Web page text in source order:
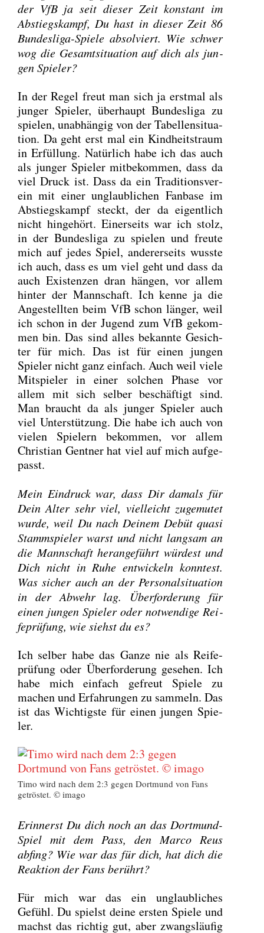
der VfB ja seit die­ser Zeit kon­stant im
Abstiegs­kampf, Du hast in die­ser Zeit 86
Bun­des­li­ga-Spie­le absol­viert. Wie schwer
wog die Gesamt­si­tua­ti­on auf dich als jun­
gen Spie­ler?
In der Regel freut man sich ja erst­mal als
jun­ger Spie­ler, über­haupt Bun­des­li­ga zu
spie­len, unab­hän­gig von der Tabel­len­si­tua­
ti­on. Da geht erst mal ein Kind­heits­traum
in Erfül­lung. Natür­lich habe ich das auch
als jun­ger Spie­ler mit­be­kom­men, dass da
viel Druck ist. Dass da ein Tra­di­ti­ons­ver­
ein mit einer unglaub­li­chen Fan­ba­se im
Abstiegs­kampf steckt, der da eigent­lich
nicht hin­ge­hört. Einer­seits war ich stolz,
in der Bun­des­li­ga zu spie­len und freu­te
mich auf jedes Spiel, ande­rer­seits wuss­te
ich auch, dass es um viel geht und dass da
auch Exis­ten­zen dran hän­gen, vor allem
hin­ter der Mann­schaft. Ich ken­ne ja die
Ange­stell­ten beim VfB schon län­ger, weil
ich schon in der Jugend zum VfB gekom­
men bin. Das sind alles bekann­te Gesich­
ter für mich. Das ist für einen jun­gen
Spie­ler nicht ganz ein­fach. Auch weil vie­le
Mit­spie­ler in einer sol­chen Pha­se vor
allem mit sich sel­ber beschäf­tigt sind.
Man braucht da als jun­ger Spie­ler auch
viel Unter­stüt­zung. Die habe ich auch von
vie­len Spie­lern bekom­men, vor allem
Chris­ti­an Gent­ner hat viel auf mich auf­ge­
passt.
Mein Ein­druck war, dass Dir damals für
Dein Alter sehr viel, viel­leicht zuge­mu­tet
wur­de, weil Du nach Dei­nem Debüt qua­si
Stamm­spie­ler warst und nicht lang­sam an
die Mann­schaft her­an­ge­führt wür­dest und
Dich nicht in Ruhe ent­wi­ckeln konn­test.
Was sicher auch an der Per­so­nal­si­tua­ti­on
in der Abwehr lag. Über­for­de­rung für
einen jun­gen Spie­ler oder not­wen­di­ge Rei­
fe­prü­fung, wie siehst du es?
Ich sel­ber habe das Gan­ze nie als Rei­fe­
prü­fung oder Über­for­de­rung gese­hen. Ich
habe mich ein­fach gefreut Spie­le zu
machen und Erfah­run­gen zu sam­meln. Das
ist das Wich­tigs­te für einen jun­gen Spie­
ler.
Timo wird nach dem 2:3 gegen Dort­mund von Fans
getrös­tet. © ima­go
Erin­nerst Du dich noch an das Dort­mund-
Spiel mit dem Pass, den Mar­co Reus
abfing? Wie war das für dich, hat dich die
Reak­ti­on der Fans berührt?
Für mich war das ein unglaub­li­ches
Gefühl. Du spielst dei­ne ers­ten Spie­le und
machst das rich­tig gut, aber zwangs­läu­fig